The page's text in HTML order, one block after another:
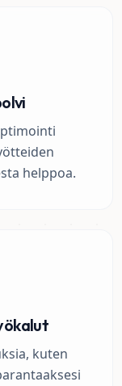
helppoa.
kuten